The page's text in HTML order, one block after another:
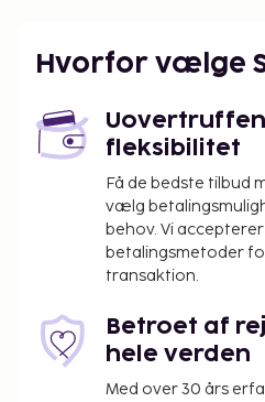
Hvorfor vælge
fleksibilitet
Få de bedste tilbud
vælg
behov. Vi
betalingsmetoder
transaktion.
Betroet af
hele verden
Med over 30 års